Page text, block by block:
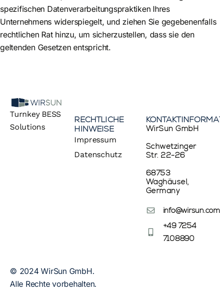
spezifischen Datenverarbeitungspraktiken Ihres
Unternehmens widerspiegelt, und ziehen Sie gegebenenfalls
rechtlichen Rat hinzu, um sicherzustellen, dass sie den
geltenden Gesetzen entspricht.
Turnkey BESS
Solutions
RECHTLICHE
HINWEISE
Impressum
Datenschutz
WirSun GmbH
Schwetzinger
Str. 22-26
68753
Waghäusel,
Germany
info@wirsun.com
+49 7254
7108890
© 2024 WirSun GmbH.
Alle Rechte vorbehalten.